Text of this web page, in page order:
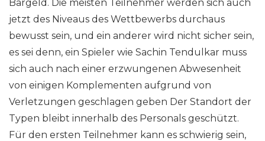
Bargeld. Die meisten Teilnehmer werden sich auch
jetzt des Niveaus des Wettbewerbs durchaus
bewusst sein, und ein anderer wird nicht sicher sein,
es sei denn, ein Spieler wie Sachin Tendulkar muss
sich auch nach einer erzwungenen Abwesenheit
von einigen Komplementen aufgrund von
Verletzungen geschlagen geben Der Standort der
Typen bleibt innerhalb des Personals geschützt.
Für den ersten Teilnehmer kann es schwierig sein,